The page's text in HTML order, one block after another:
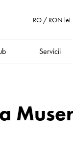
RO / RON lei
Servicii